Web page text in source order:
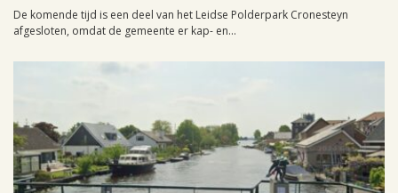
De komende tijd is een deel van het Leidse Polderpark Cronesteyn
afgesloten, omdat de gemeente er kap- en...